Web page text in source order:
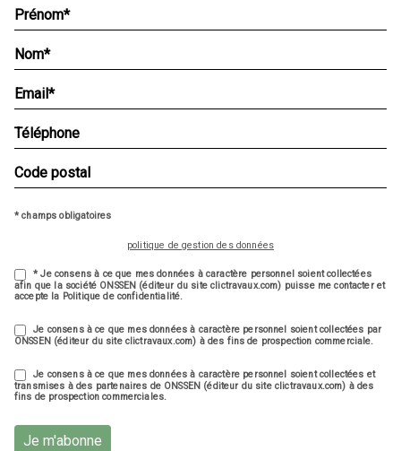
* champs obligatoires
politique de gestion des données
* Je consens à ce que mes données à caractère personnel soient collectées
afin que la société ONSSEN (éditeur du site clictravaux.com) puisse me contacter et
accepte la Politique de confidentialité.
Je consens à ce que mes données à caractère personnel soient collectées par
ONSSEN (éditeur du site clictravaux.com) à des fins de prospection commerciale.
Je consens à ce que mes données à caractère personnel soient collectées et
transmises à des partenaires de ONSSEN (éditeur du site clictravaux.com) à des
fins de prospection commerciales.
Je m'abonne